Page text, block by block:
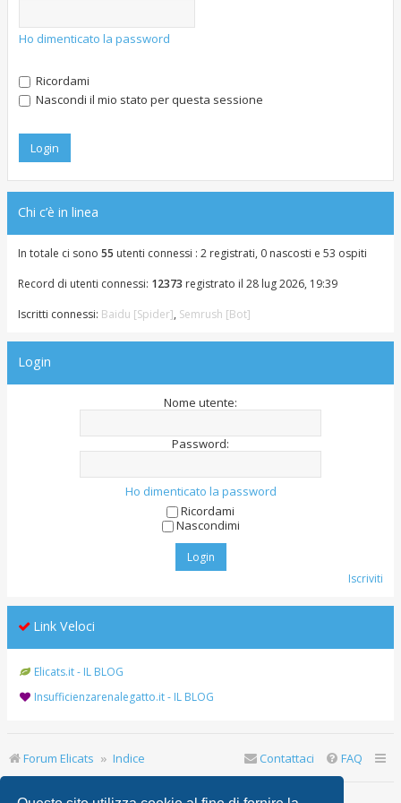
Ho dimenticato la password
Ricordami
Nascondi il mio stato per questa sessione
Chi c’è in linea
In totale ci sono 55 utenti connessi : 2 registrati, 0 nascosti e 53 ospiti
Record di utenti connessi: 12373 registrato il 28 lug 2026, 19:39
Iscritti connessi: Baidu [Spider], Semrush [Bot]
Login
Nome utente:
Password:
Ho dimenticato la password
Ricordami
Nascondimi
Iscriviti
Link Veloci
Elicats.it - IL BLOG
Insufficienzarenalegatto.it - IL BLOG
o
Forum Elicats Indice FAQ
Contattaci